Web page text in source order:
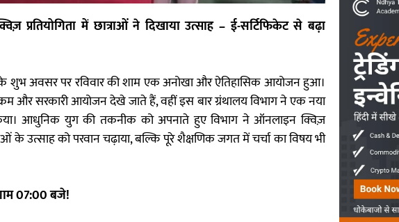
प्रतियोगिता में छात्राओं ने दिखाया उत्साह – ई-सर्टिफिकेट से बढ़ा
शुभ अवसर पर रविवार की शाम एक अनोखा और ऐतिहासिक आयोजन हुआ।
और सरकारी आयोजन देखे जाते हैं, वहीं इस बार ग्रंथालय विभाग ने एक नया
आधुनिक युग की तकनीक को अपनाते हुए विभाग ने ऑनलाइन क्विज़
के उत्साह को परवान चढ़ाया, बल्कि पूरे शैक्षणिक जगत में चर्चा का विषय भी
07:00 बजे!